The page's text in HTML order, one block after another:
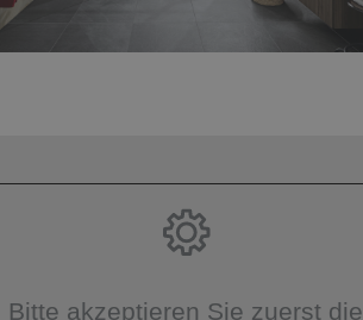
Bitte akzeptieren Sie zuerst die